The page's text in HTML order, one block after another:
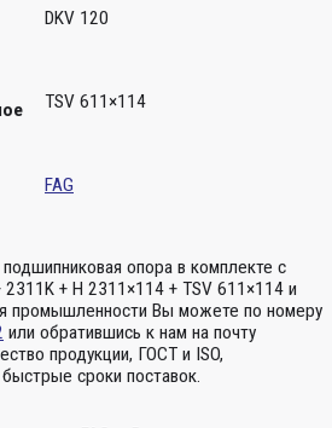
DKV 120
TSV 611×114
FAG
опора в комплекте с
+ H 2311×114 + TSV 611×114 и
промышленности Вы можете по номеру
или обратившись к нам на почту
продукции, ГОСТ и ISO,
сроки поставок.